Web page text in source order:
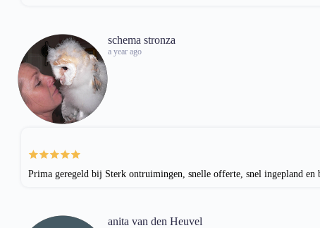
schema stronza
a year ago
Prima geregeld bij Sterk ontruimingen, snelle offerte, snel ingepland en
anita van den Heuvel